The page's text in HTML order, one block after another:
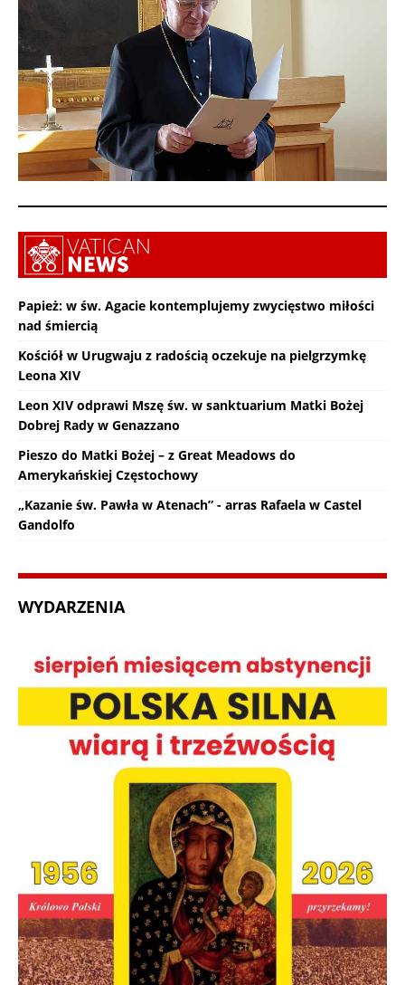
Papież: w św. Agacie kontemplujemy zwycięstwo miłości
nad śmiercią
Kościół w Urugwaju z radością oczekuje na pielgrzymkę
Leona XIV
Leon XIV odprawi Mszę św. w sanktuarium Matki Bożej
Dobrej Rady w Genazzano
Pieszo do Matki Bożej – z Great Meadows do
Amerykańskiej Częstochowy
„Kazanie św. Pawła w Atenach” - arras Rafaela w Castel
Gandolfo
WYDARZENIA